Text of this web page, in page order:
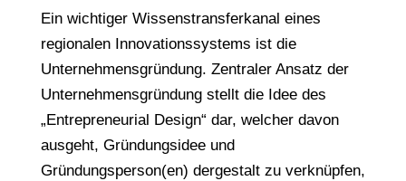
Ein wichtiger Wissenstransferkanal eines
regionalen Innovationssystems ist die
Unternehmensgründung. Zentraler Ansatz der
Unternehmensgründung stellt die Idee des
„Entrepreneurial Design“ dar, welcher davon
ausgeht, Gründungsidee und
Gründungsperson(en) dergestalt zu verknüpfen,